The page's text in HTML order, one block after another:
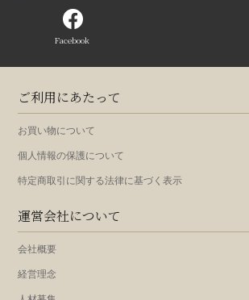
Facebook
ご利用にあたって
お買い物について
個人情報の保護について
特定商取引に関する法律に基づく表示
運営会社について
会社概要
経営理念